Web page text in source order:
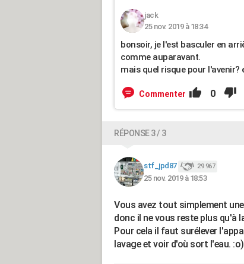
jack
25 nov. 2019 à 18:34
bonsoir, je l'est basculer en
comme auparavant.
mais quel risque pour
Commenter 0
RÉPONSE 3 / 3
stf_jpd87 29 967
25 nov. 2019 à 18:53
Vous avez tout simplement
donc il ne vous reste plus qu'à
Pour cela il faut surélever
lavage et voir d'où sort l'eau.